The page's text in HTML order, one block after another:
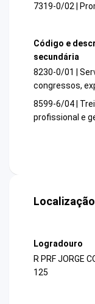
7319-0/02 |
Código e
secundária
8230-0/01 |
congressos,
8599-6/04 |
profissional e
Logradouro
R PRF JORGE
125